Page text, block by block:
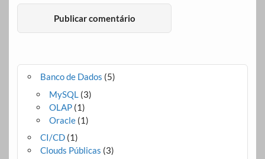
Banco de Dados (5)
MySQL(3)
OLAP(1)
Oracle(1)
CI/CD(1)
Clouds Públicas (3)